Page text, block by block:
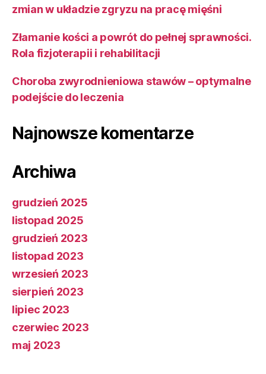
zmian w układzie zgryzu na pracę mięśni
Złamanie kości a powrót do pełnej sprawności.
Rola fizjoterapii i rehabilitacji
Choroba zwyrodnieniowa stawów – optymalne
podejście do leczenia
Najnowsze komentarze
Archiwa
grudzień 2025
listopad 2025
grudzień 2023
listopad 2023
wrzesień 2023
sierpień 2023
lipiec 2023
czerwiec 2023
maj 2023